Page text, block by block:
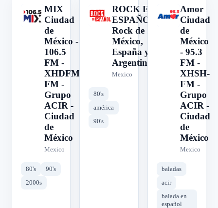
M
MIX
Ciudad
de
México -
106.5
FM -
XHDFM-
FM -
Grupo
ACIR -
Ciudad
de
México
Mexico
80's
90's
2000s
R
ROCK EN
ESPAÑOL:
Rock de
México,
España y
Argentina
Mexico
80's
américa
90's
A
Amor
Ciudad
de
México
- 95.3
FM -
XHSH-
FM -
Grupo
ACIR -
Ciudad
de
México
Mexico
baladas
acir
balada en
español